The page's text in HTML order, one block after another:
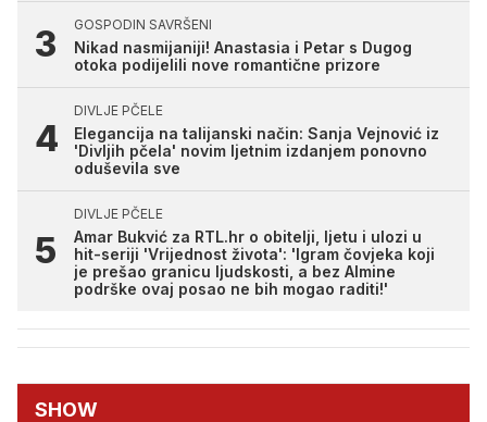
GOSPODIN SAVRŠENI
Nikad nasmijaniji! Anastasia i Petar s Dugog
otoka podijelili nove romantične prizore
DIVLJE PČELE
Elegancija na talijanski način: Sanja Vejnović iz
'Divljih pčela' novim ljetnim izdanjem ponovno
oduševila sve
DIVLJE PČELE
Amar Bukvić za RTL.hr o obitelji, ljetu i ulozi u
hit-seriji 'Vrijednost života': 'Igram čovjeka koji
je prešao granicu ljudskosti, a bez Almine
podrške ovaj posao ne bih mogao raditi!'
SHOW